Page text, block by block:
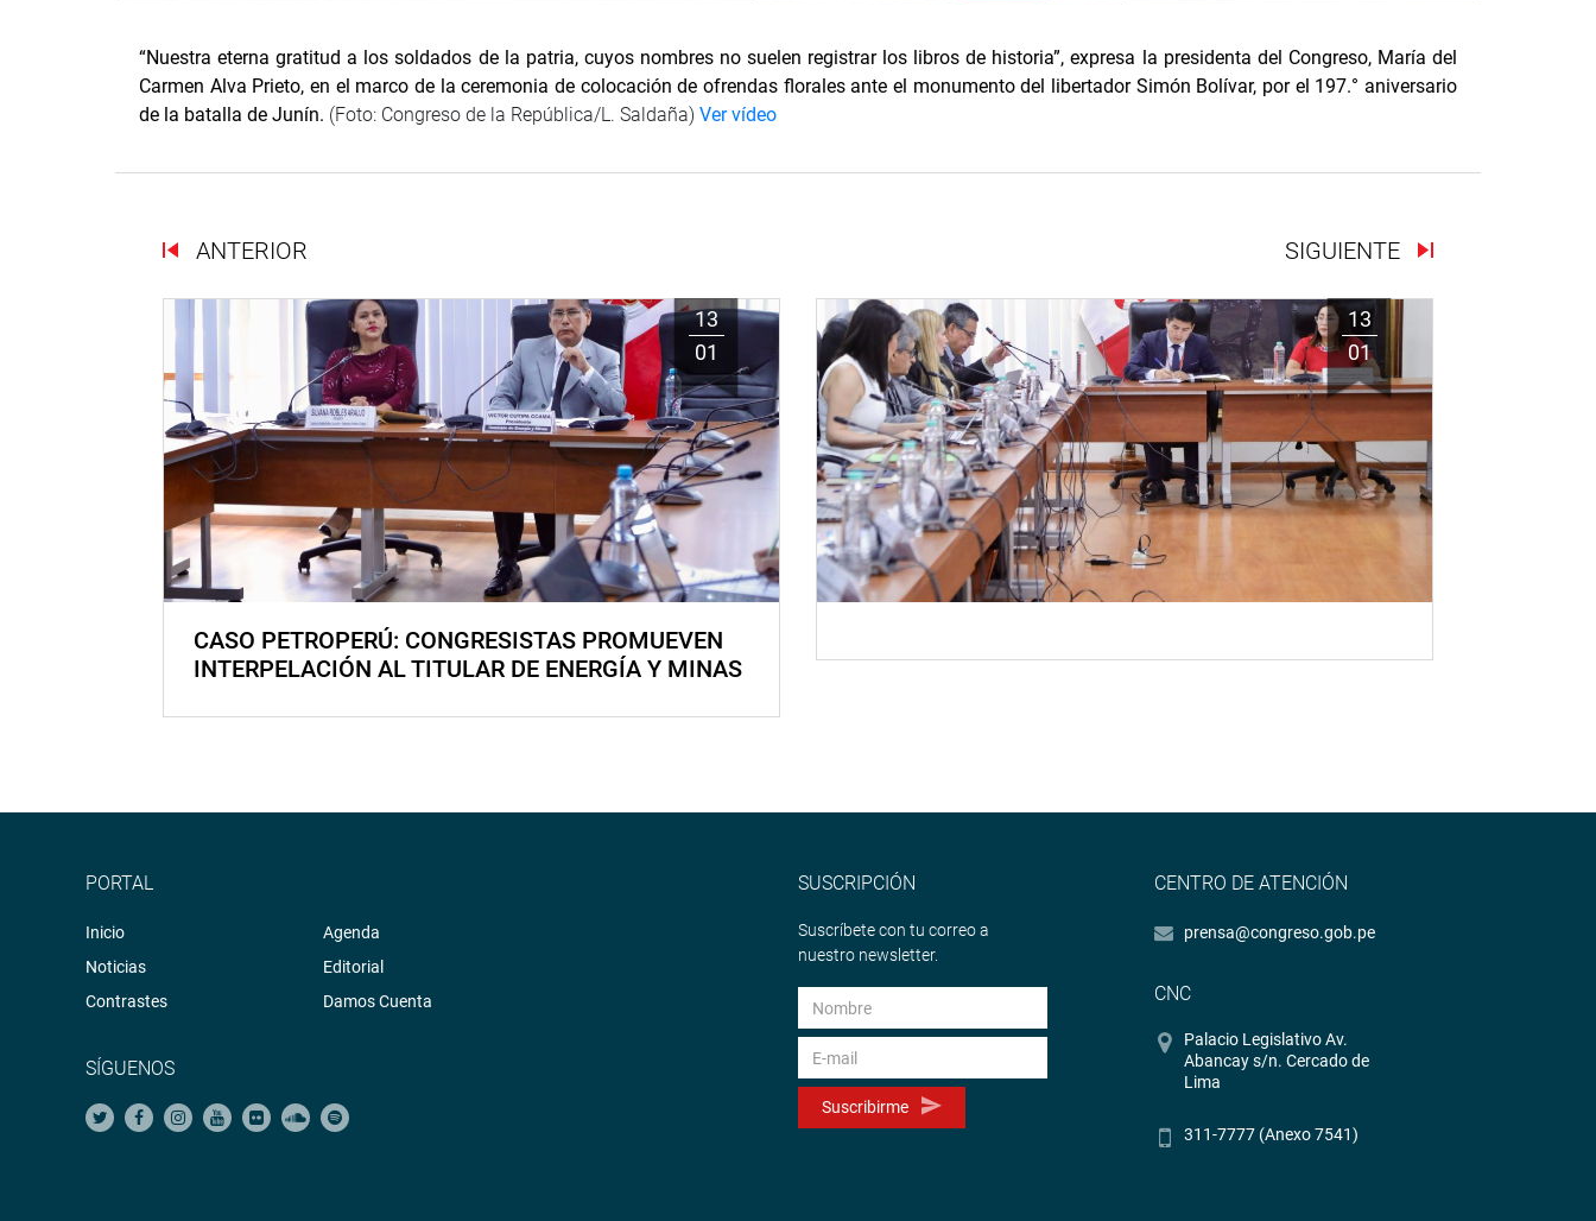
“Nuestra eterna gratitud a los soldados de la patria, cuyos nombres no suelen registrar los libros de historia”, expresa la presidenta del Congreso, María del
Carmen Alva Prieto, en el marco de la ceremonia de colocación de ofrendas florales ante el monumento del libertador Simón Bolívar, por el 197.° aniversario
de la batalla de Junín. (Foto: Congreso de la República/L. Saldaña) Ver vídeo
ANTERIOR SIGUIENTE
13
01
CASO PETROPERÚ: CONGRESISTAS PROMUEVEN
INTERPELACIÓN AL TITULAR DE ENERGÍA Y MINAS
13
01
PORTAL
Inicio
Noticias
Contrastes
Agenda
Editorial
Damos Cuenta
SÍGUENOS
SUSCRIPCIÓN
Suscríbete con tu correo a
nuestro newsletter.
Suscribirme
CENTRO DE ATENCIÓN
prensa@congreso.gob.pe
CNC
Palacio Legislativo Av.
Abancay s/n. Cercado de
Lima
311-7777 (Anexo 7541)